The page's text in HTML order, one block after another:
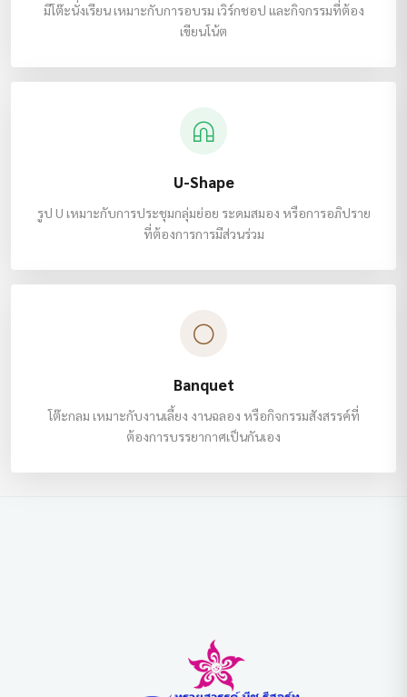
มีโต๊ะนั่งเรียน เหมาะกับการอบรม เวิร์กชอป และกิจกรรมที่ต้อง
เขียนโน้ต
U-Shape
รูป U เหมาะกับการประชุมกลุ่มย่อย ระดมสมอง หรือการอภิปราย
ที่ต้องการการมีส่วนร่วม
Banquet
โต๊ะกลม เหมาะกับงานเลี้ยง งานฉลอง หรือกิจกรรมสังสรรค์ที่
ต้องการบรรยากาศเป็นกันเอง